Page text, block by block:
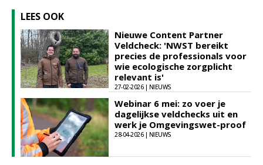
LEES OOK
Nieuwe Content Partner
Veldcheck: 'NWST bereikt
precies de professionals voor
wie ecologische zorgplicht
relevant is'
27-02-2026 | NIEUWS
Webinar 6 mei: zo voer je
dagelijkse veldchecks uit en
werk je Omgevingswet-proof
28-04-2026 | NIEUWS